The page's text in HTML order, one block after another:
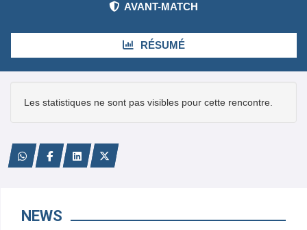
AVANT-MATCH
RÉSUMÉ
Les statistiques ne sont pas visibles pour cette rencontre.
NEWS